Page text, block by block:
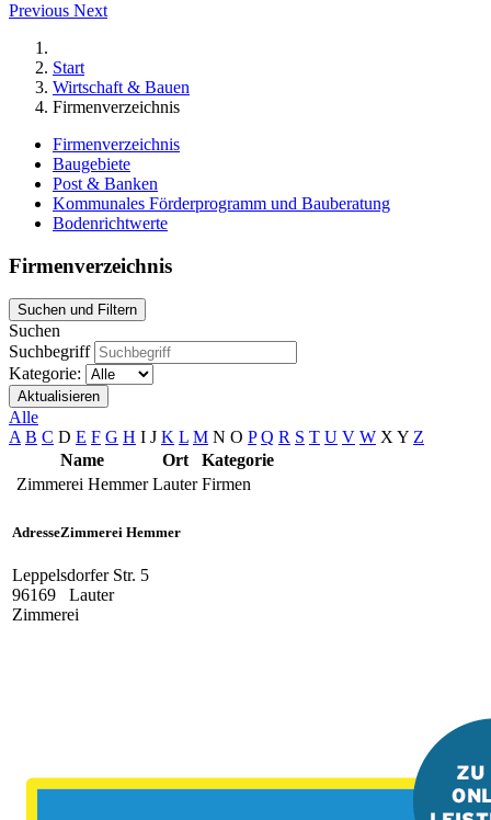
Previous Next
Start
Wirtschaft & Bauen
Firmenverzeichnis
Firmenverzeichnis
Baugebiete
Post & Banken
Kommunales Förderprogramm und Bauberatung
Bodenrichtwerte
Firmenverzeichnis
Suchen und Filtern
Suchen
Suchbegriff
Kategorie:
Aktualisieren
Alle
A B C D E F G H I J K L M N O P Q R S T U V W XY Z
Name
Ort
Kategorie
Zimmerei Hemmer Lauter Firmen
AdresseZimmerei Hemmer
Leppelsdorfer Str. 5
96169
Lauter
Zimmerei